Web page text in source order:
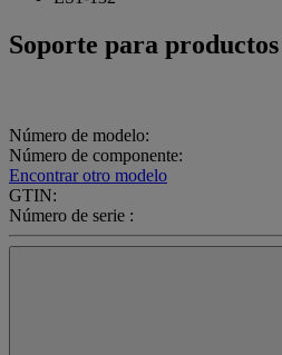
Soporte para productos
Número de modelo:
Número de componente:
Encontrar otro modelo
GTIN:
Número de serie :